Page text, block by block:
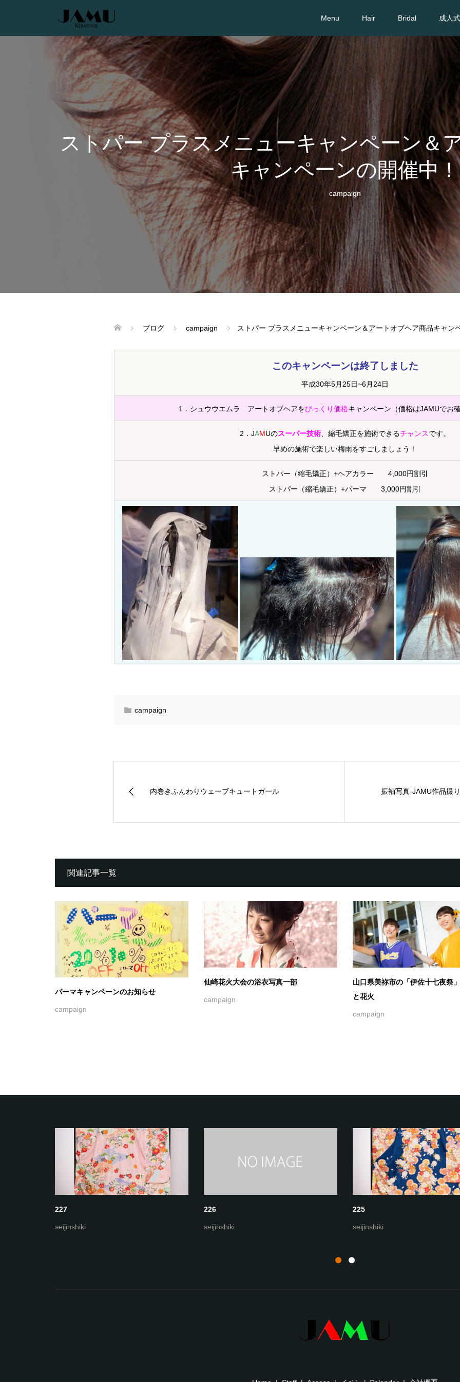
Menu Hair Bridal 成人式
ストパー プラスメニューキャンペーン＆
キャンペーンの開催中！
campaign
ブログ campaign ストパー プラスメニューキャンペーン＆アートオブヘア商品キャン
このキャンペーンは終了しました
平成30年5月25日~6月24日
1．シュウウエムラ アートオブヘアをびっくり価格キャンペーン（価格はJAMUでお
2．JAMUのスーパー技術 、縮毛矯正を施術できるチャンスです。
早めの施術で楽しい梅雨をすごしましょう！
ストパー（縮毛矯正）+ヘアカラー 4,000円割引
ストパー（縮毛矯正）+パーマ 3,000円割引
campaign
内巻きふんわりウェーブキュートガール 振袖写真‐JAMU作品撮り
関連記事一覧
パーマキャンペーンのお知らせ
campaign
仙崎花火大会の浴衣写真一部
campaign
山口県美祢市の「伊佐十七夜祭
と花火
campaign
227
seijinshiki
226
seijinshiki
225
seijinshiki